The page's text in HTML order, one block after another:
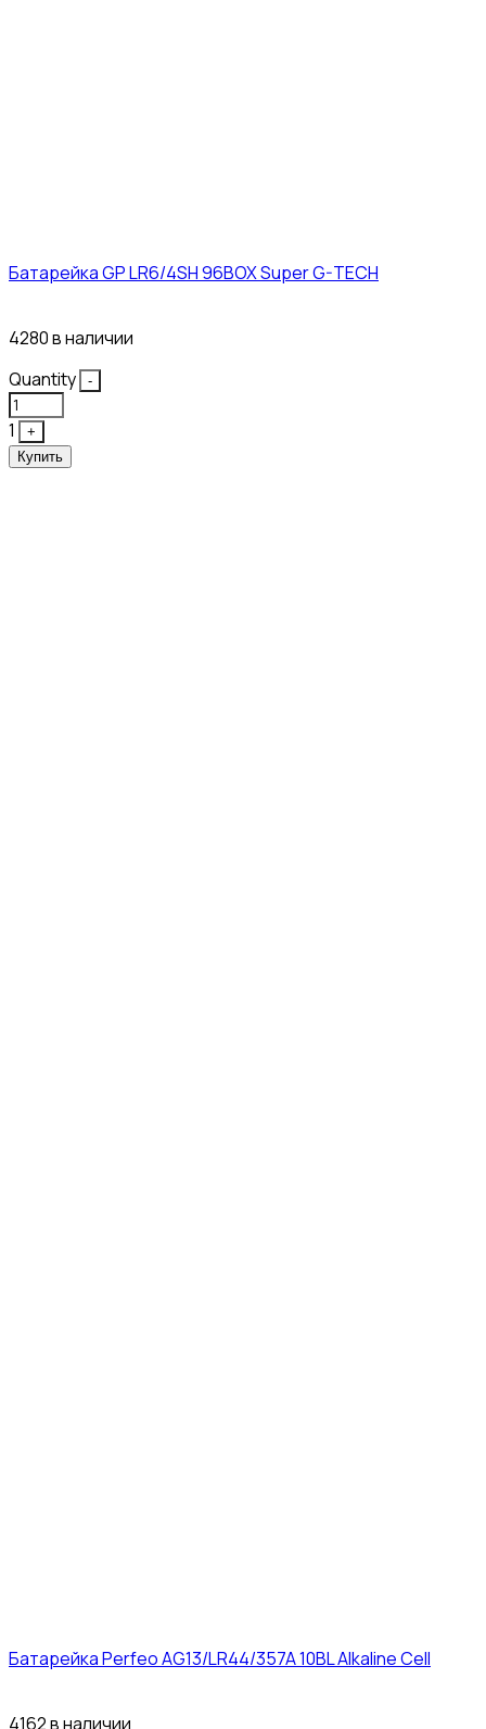
Батарейка GP LR6/4SH 96BOX Super G-TECH
4280 в наличии
Quantity
-
1
+
Купить
Батарейка Perfeo AG13/LR44/357A 10BL Alkaline Cell
4162 в наличии